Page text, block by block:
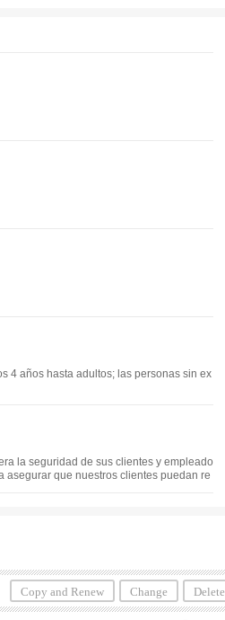
4 años hasta adultos; las personas sin ex
la seguridad de sus clientes y empleado
asegurar que nuestros clientes puedan re
Copy and Renew Change Delete